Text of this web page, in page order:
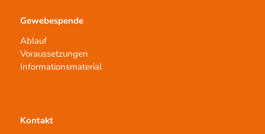
Gewebespende
Ablauf
Voraussetzungen
Informationsmaterial
Kontakt